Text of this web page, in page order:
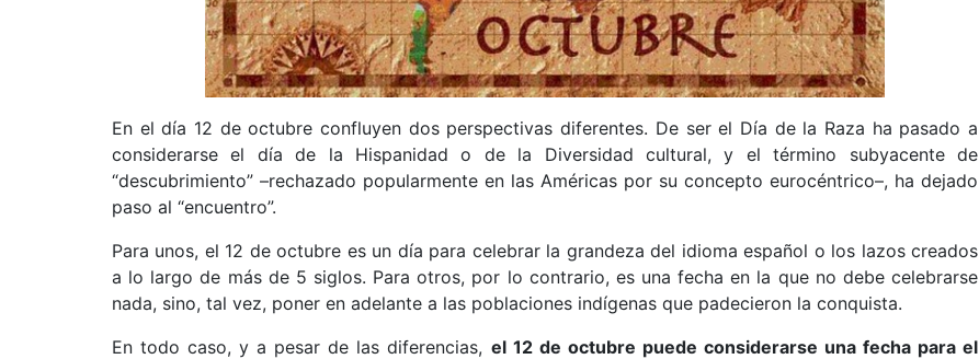
En el día 12 de octubre confluyen dos perspectivas diferentes. De ser el Día de la Raza ha pasado a
considerarse el día de la Hispanidad o de la Diversidad cultural, y el término subyacente de
“descubrimiento” –rechazado popularmente en las Américas por su concepto eurocéntrico–, ha dejado
paso al “encuentro”.
Para unos, el 12 de octubre es un día para celebrar la grandeza del idioma español o los lazos creados
a lo largo de más de 5 siglos. Para otros, por lo contrario, es una fecha en la que no debe celebrarse
nada, sino, tal vez, poner en adelante a las poblaciones indígenas que padecieron la conquista.
En todo caso, y a pesar de las diferencias, el 12 de octubre puede considerarse una fecha para el